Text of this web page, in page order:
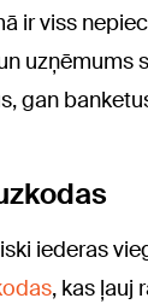
ir viss
uzņēmums
gan
iederas
, kas ļauj